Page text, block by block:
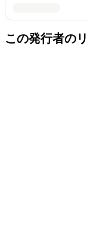
この発行者の